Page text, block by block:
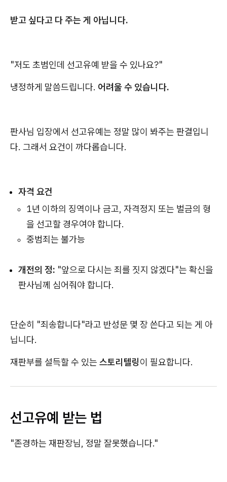
받고 싶다고 다 주는 게 아닙니다.
"저도 초범인데 선고유예 받을 수 있나요?"
냉정하게 말씀드립니다. 어려울 수 있습니다.
판사님 입장에서 선고유예는 정말 많이 봐주는 판결입니
다. 그래서 요건이 까다롭습니다.
자격 요건
1년 이하의 징역이나 금고, 자격정지 또는 벌금의 형
을 선고할 경우여야 합니다.
중범죄는 불가능
개전의 정: "앞으로 다시는 죄를 짓지 않겠다"는 확신을
판사님께 심어줘야 합니다.
단순히 "죄송합니다"라고 반성문 몇 장 쓴다고 되는 게 아
닙니다.
재판부를 설득할 수 있는 스토리텔링이 필요합니다.
선고유예 받는 법
"존경하는 재판장님, 정말 잘못했습니다."